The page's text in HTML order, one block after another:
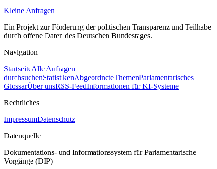
Kleine Anfragen
Ein Projekt zur Förderung der politischen Transparenz und Teilhabe
durch offene Daten des Deutschen Bundestages.
Navigation
StartseiteAlle Anfragen
durchsuchenStatistikenAbgeordneteThemenParlamentarisches
GlossarÜber unsRSS-FeedInformationen für KI-Systeme
Rechtliches
ImpressumDatenschutz
Datenquelle
Dokumentations- und Informationssystem für Parlamentarische
Vorgänge (DIP)